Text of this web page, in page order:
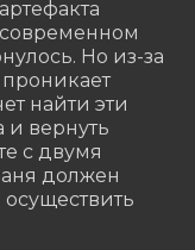
современном
Но из-за
найти эти
и вернуть
с двумя
должен